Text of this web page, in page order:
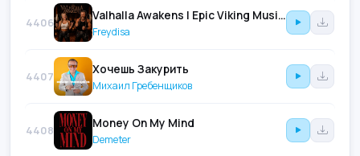
4406
Valhalla Awakens | Epic Viking Music | Viking Song | Viking Duet (Feat. Axel Frosten)
Freydisa
4407
Хочешь Закурить
Михаил Гребенщиков
4408
Money On My Mind
Demeter